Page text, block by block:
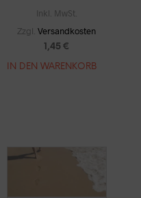
Inkl. MwSt.
Zzgl.Versandkosten
1,45 €
IN DEN WARENKORB